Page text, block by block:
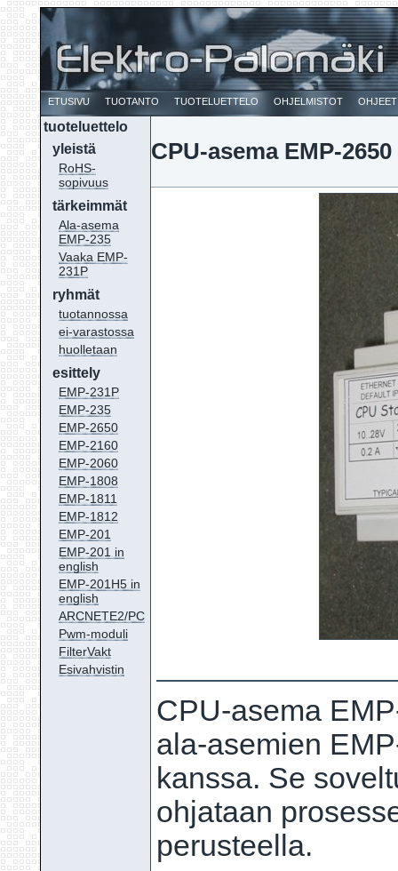
etusivu tuotanto tuoteluettelo ohjelmistot
ohjeet
tuoteluettelo
yleistä
RoHS-
sopivuus
tärkeimmät
Ala-asema
EMP-235
Vaaka EMP-
231P
ryhmät
tuotannossa
ei-varastossa
huolletaan
esittely
EMP-231P
EMP-235
EMP-2650
EMP-2160
EMP-2060
EMP-1808
EMP-1811
EMP-1812
EMP-201
EMP-201 in
english
EMP-201H5 in
english
ARCNETE2/PC
Pwm-moduli
FilterVakt
Esivahvistin
CPU-asema EMP-2650
CPU-asema
ala-asemien
kanssa. Se
ohjataan
perusteella.